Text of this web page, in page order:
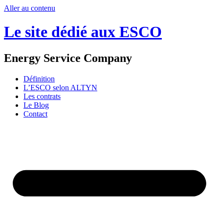
Aller au contenu
Le site dédié aux ESCO
Energy Service Company
Définition
L’ESCO selon ALTYN
Les contrats
Le Blog
Contact